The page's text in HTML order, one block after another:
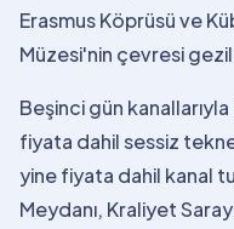
Erasmus Köprüsü ve
Müzesi'nin çevresi
Beşinci gün
fiyata dahil sessiz
yine fiyata dahil kanal
Meydanı, Kraliyet